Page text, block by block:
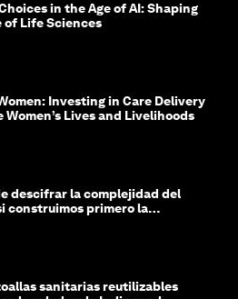
in the Age of AI: Shaping
of Life Sciences
Investing in Care Delivery
Women’s Lives and Livelihoods
descifrar la complejidad del
construimos primero la
sanitarias reutilizables